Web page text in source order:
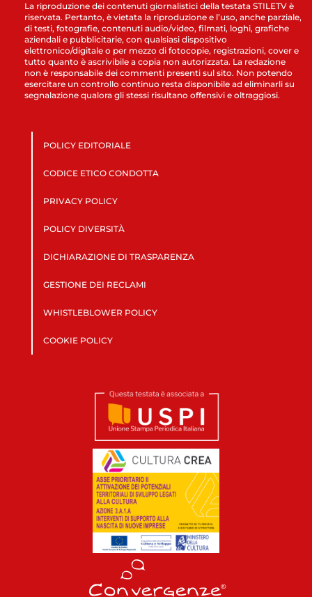
La riproduzione dei contenuti giornalistici della testata STILETV è
riservata. Pertanto, è vietata la riproduzione e l’uso, anche parziale,
di testi, fotografie, contenuti audio/video, filmati, loghi, grafiche
aziendali e pubblicitarie, con qualsiasi dispositivo
elettronico/digitale o per mezzo di fotocopie, registrazioni, cover e
tutto quanto è ascrivibile a copia non autorizzata. La redazione
non è responsabile dei commenti presenti sul sito. Non potendo
esercitare un controllo continuo resta disponibile ad eliminarli su
segnalazione qualora gli stessi risultano offensivi e oltraggiosi.
POLICY EDITORIALE
CODICE ETICO CONDOTTA
PRIVACY POLICY
POLICY DIVERSITÀ
DICHIARAZIONE DI TRASPARENZA
GESTIONE DEI RECLAMI
WHISTLEBLOWER POLICY
COOKIE POLICY